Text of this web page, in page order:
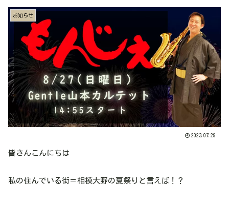
お知らせ
2023.07.29
皆さんこんにちは
私の住んでいる街＝相模大野の夏祭りと言えば！？